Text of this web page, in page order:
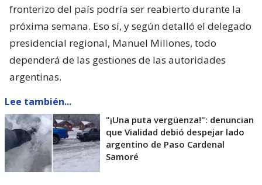
fronterizo del país podría ser reabierto durante la
próxima semana. Eso sí, y según detalló el delegado
presidencial regional, Manuel Millones, todo
dependerá de las gestiones de las autoridades
argentinas.
Lee también...
"¡Una puta vergüenza!": denuncian
que Vialidad debió despejar lado
argentino de Paso Cardenal
Samoré